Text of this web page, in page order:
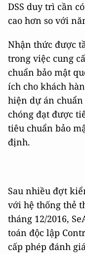
DSS duy trì cần
cao hơn so với
Nhận thức được
trong việc cung
chuẩn bảo mật
ích cho khách
hiện dự án
chóng đạt được
tiêu chuẩn bảo
định.
Sau nhiều đợt
với hệ thống thẻ
tháng 12/2016,
toán độc lập
cấp phép đánh